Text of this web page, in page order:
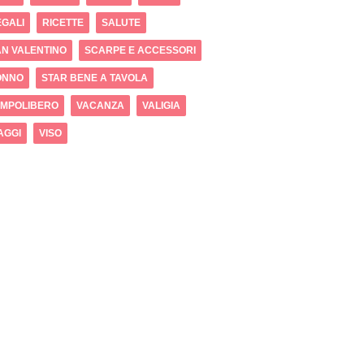
RICETTE SALUTE
VALENTINO SCARPE E ACCESSORI
STAR BENE A TAVOLA
VACANZA VALIGIA
VISO